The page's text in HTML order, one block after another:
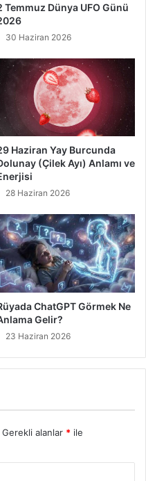
Temmuz Dünya UFO Günü
30 Haziran 2026
Haziran Yay Burcunda
(Çilek Ayı) Anlamı ve
28 Haziran 2026
ChatGPT Görmek Ne
Gelir?
23 Haziran 2026
Gerekli alanlar * ile